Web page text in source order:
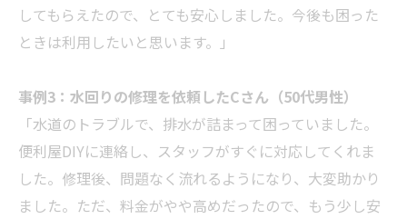
してもらえたので、とても安心しました。今後も困った
ときは利用したいと思います。」
事例3：水回りの修理を依頼したCさん（50代男性）
「水道のトラブルで、排水が詰まって困っていました。
便利屋DIYに連絡し、スタッフがすぐに対応してくれま
した。修理後、問題なく流れるようになり、大変助かり
ました。ただ、料金がやや高めだったので、もう少し安